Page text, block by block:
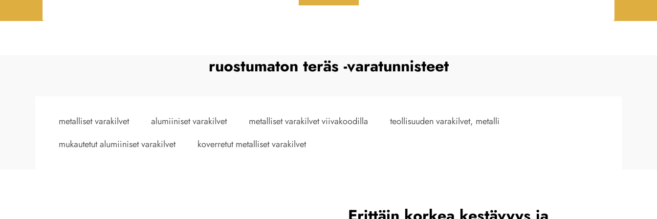
ruostumaton teräs -varatunnisteet
metalliset varakilvet alumiiniset varakilvet metalliset varakilvet viivakoodilla
teollisuuden varakilvet, metalli
mukautetut alumiiniset varakilvet
koverretut metalliset varakilvet